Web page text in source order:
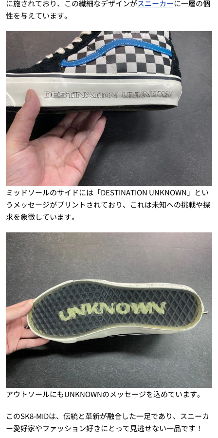
に施されており、この繊細なデザインがスニーカーに一層の個
性を与えています。
ミッドソールのサイドには「DESTINATION UNKNOWN」とい
うメッセージがプリントされており、これは未知への挑戦や探
求を象徴しています。
アウトソールにもUNKNOWNのメッセージを込めています。
このSK8-MIDは、伝統と革新が融合した一足であり、スニーカ
ー愛好家やファッション好きにとって見逃せない一品です！